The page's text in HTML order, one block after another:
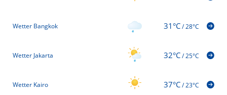
Wetter Bangkok 31°C/28°C
Wetter Jakarta 32°C/25°C
Wetter Kairo 37°C/23°C